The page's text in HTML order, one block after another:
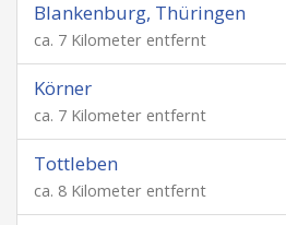
Blankenburg, Thüringen
ca. 7 Kilometer entfernt
Körner
ca. 7 Kilometer entfernt
Tottleben
ca. 8 Kilometer entfernt